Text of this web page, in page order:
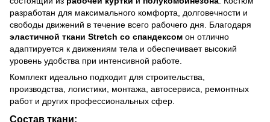
разработан для максимального комфорта, долговечности и
свободы движений в течение всего рабочего дня. Благодаря
эластичной ткани Stretch со спандексом он отлично
адаптируется к движениям тела и обеспечивает высокий
уровень удобства при интенсивной работе.
Комплект идеально подходит для строительства,
производства, логистики, монтажа, автосервиса, ремонтных
работ и других профессиональных сфер.
Состав ткани: